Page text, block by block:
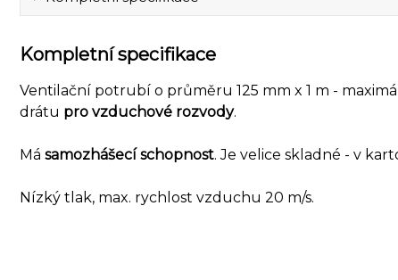
Kompletní specifikace
Ventilační potrubí o průměru 125 mm x 1 m -
drátu pro vzduchové rozvody.
Má samozhášecí schopnost. Je velice skladné - v
Nízký tlak, max. rychlost vzduchu 20 m/s.